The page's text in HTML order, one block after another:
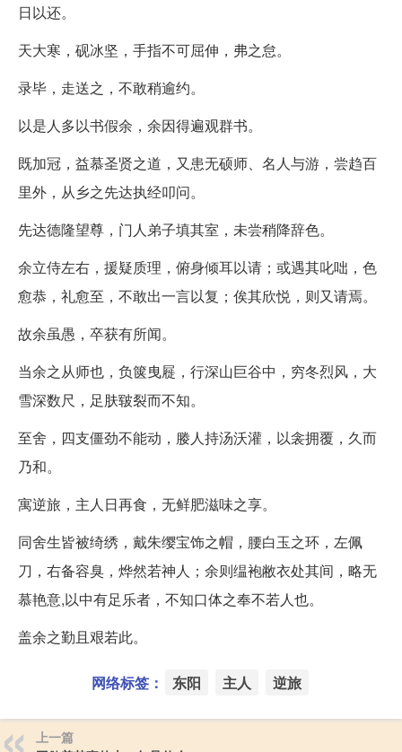
日以还。
天大寒，砚冰坚，手指不可屈伸，弗之怠。
录毕，走送之，不敢稍逾约。
以是人多以书假余，余因得遍观群书。
既加冠，益慕圣贤之道，又患无硕师、名人与游，尝趋百
里外，从乡之先达执经叩问。
先达德隆望尊，门人弟子填其室，未尝稍降辞色。
余立侍左右，援疑质理，俯身倾耳以请；或遇其叱咄，色
愈恭，礼愈至，不敢出一言以复；俟其欣悦，则又请焉。
故余虽愚，卒获有所闻。
当余之从师也，负箧曳屣，行深山巨谷中，穷冬烈风，大
雪深数尺，足肤皲裂而不知。
至舍，四支僵劲不能动，媵人持汤沃灌，以衾拥覆，久而
乃和。
寓逆旅，主人日再食，无鲜肥滋味之享。
同舍生皆被绮绣，戴朱缨宝饰之帽，腰白玉之环，左佩
刀，右备容臭，烨然若神人；余则缊袍敝衣处其间，略无
慕艳意,以中有足乐者，不知口体之奉不若人也。
盖余之勤且艰若此。
网络标签： 东阳 主人 逆旅
上一篇